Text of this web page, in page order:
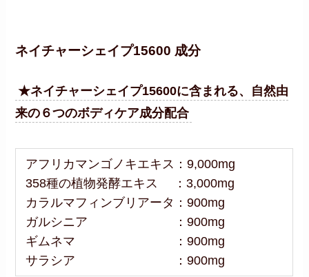
ネイチャーシェイプ15600 成分
★ネイチャーシェイプ15600に含まれる、自然由
来の６つのボディケア成分配合
アフリカマンゴノキエキス：9,000mg
358種の植物発酵エキス ：3,000mg
カラルマフィンブリアータ：900mg
ガルシニア ：900mg
ギムネマ ：900mg
サラシア ：900mg